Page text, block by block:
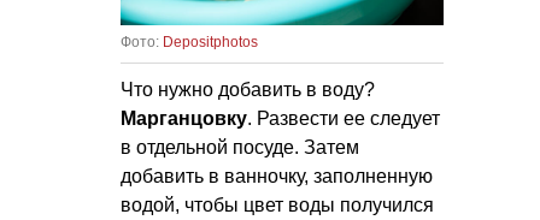
Фото: Depositphotos
Что нужно добавить в воду?
Марганцовку. Развести ее следует
в отдельной посуде. Затем
добавить в ванночку, заполненную
водой, чтобы цвет воды получился